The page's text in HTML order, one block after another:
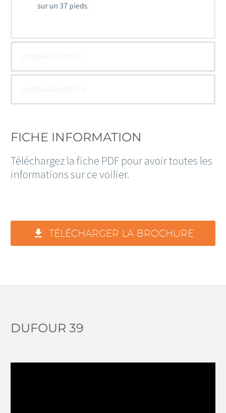
sur un 37 pieds.
FICHE INFORMATION
Téléchargez la fiche PDF pour avoir toutes les
informations sur ce voilier.
 TÉLÉCHARGER LA BROCHURE
DUFOUR 39